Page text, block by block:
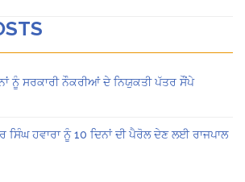
ਨੂੰ ਸਰਕਾਰੀ ਨੌਕਰੀਆਂ ਦੇ ਨਿਯੁਕਤੀ ਪੱਤਰ ਸੌਂਪੇ
ਸਿੰਘ ਹਵਾਰਾ ਨੂੰ 10 ਦਿਨਾਂ ਦੀ ਪੈਰੋਲ ਦੇਣ ਲਈ ਰਾਜਪਾਲ